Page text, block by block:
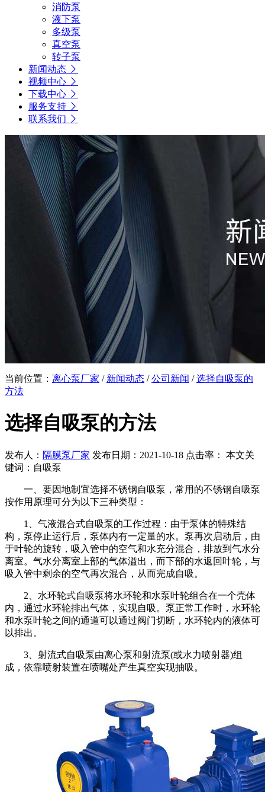
消防泵
液下泵
多级泵
真空泵
转子泵
新闻动态
视频中心
下载中心
服务支持
联系我们
当前位置： 离心泵厂家 / 新闻动态 /公司新闻 /选择自吸泵的
方法
选择自吸泵的方法
发布人： 隔膜泵厂家 发布日期：2021-10-18 点击率：
本文关
键词：自吸泵
一、要因地制宜选择不锈钢自吸泵，常用的不锈钢自吸泵
按作用原理可分为以下三种类型：
1、气液混合式自吸泵的工作过程：由于泵体的特殊结
构，泵停止运行后，泵体内有一定量的水。泵再次启动后，由
于叶轮的旋转，吸入管中的空气和水充分混合，排放到气水分
离室。气水分离室上部的气体溢出，而下部的水返回叶轮，与
吸入管中剩余的空气再次混合，从而完成自吸。
2、水环轮式自吸泵将水环轮和水泵叶轮组合在一个壳体
内，通过水环轮排出气体，实现自吸。泵正常工作时，水环轮
和水泵叶轮之间的通道可以通过阀门切断，水环轮内的液体可
以排出。
3、射流式自吸泵由离心泵和射流泵(或水力喷射器)组
成，依靠喷射装置在喷嘴处产生真空实现抽吸。